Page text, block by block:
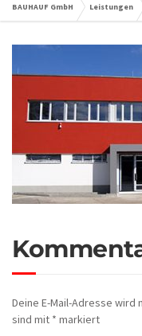
BAUHAUF GmbH Leistungen
Deine E-Mail-Adresse
sind mit * markiert